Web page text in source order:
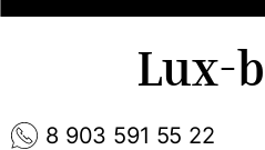
8 903 591 55 22
Lux-